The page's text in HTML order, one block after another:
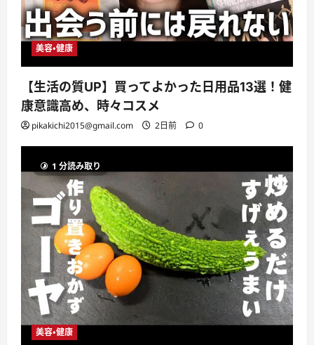
美容・健康
【生活の質UP】買ってよかった日用品13選！健
康意識高め、時々コスメ
pikakichi2015@gmail.com 2日前 0
1 分読み取り
美容・健康